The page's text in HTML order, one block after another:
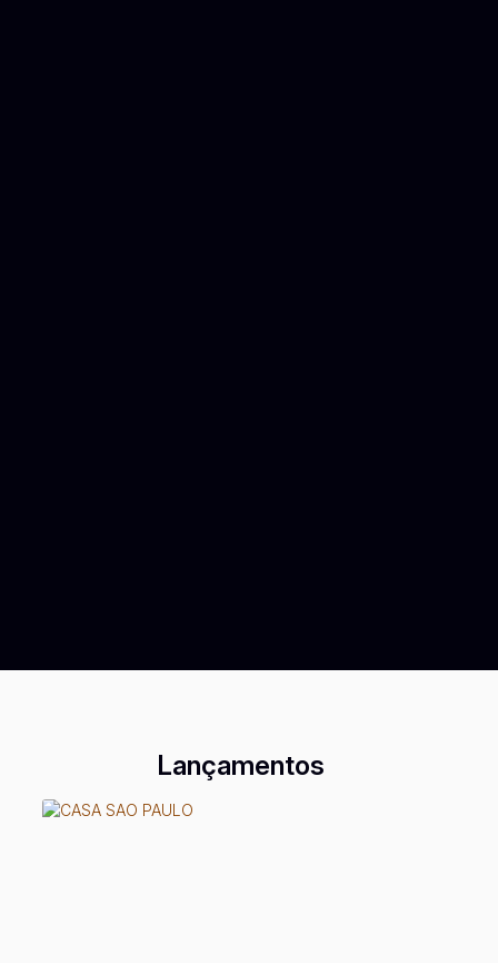
Lançamentos